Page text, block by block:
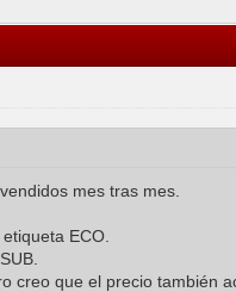
mes tras mes.
ECO.
creo que el precio también